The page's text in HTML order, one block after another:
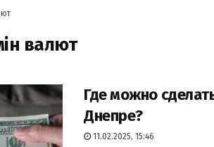
валют
Где можно
Днепре?
11.02.2025, 15:46